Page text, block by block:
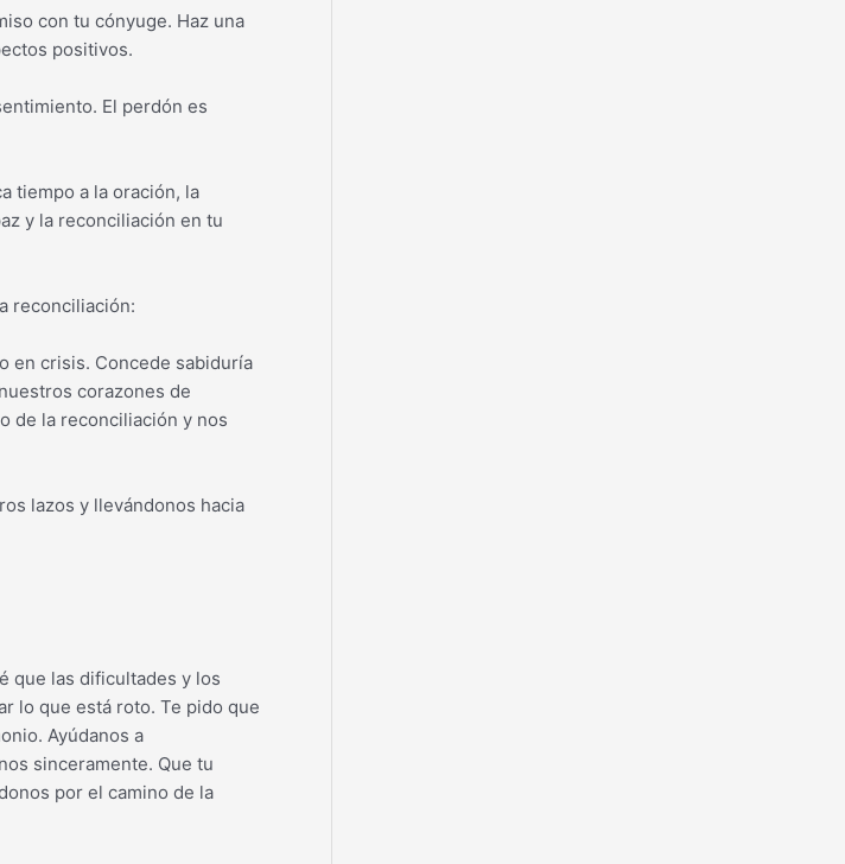
con tu cónyuge. Haz una
positivos.
El perdón es
tiempo a la oración, la
y la reconciliación en tu
reconciliación:
en crisis. Concede sabiduría
corazones de
de la reconciliación y nos
lazos y llevándonos hacia
que las dificultades y los
lo que está roto. Te pido que
Ayúdanos a
sinceramente. Que tu
por el camino de la